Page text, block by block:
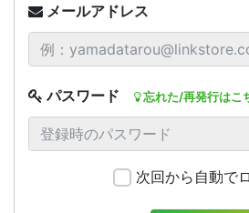
メールアドレス
パスワード 忘れた/再発行はこ
次回から自動で